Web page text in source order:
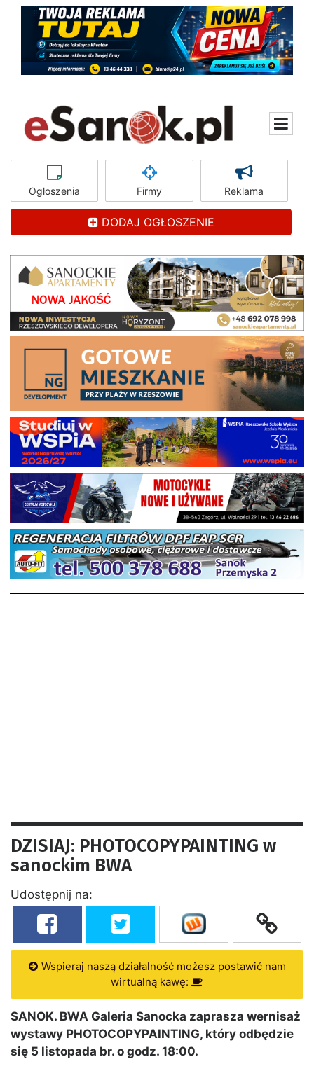
Ogłoszenia Firmy Reklama
DODAJ OGŁOSZENIE
DZISIAJ: PHOTOCOPYPAINTING w
sanockim BWA
Udostępnij na:
Wspieraj naszą działalność możesz postawić nam
wirtualną kawę:
SANOK. BWA Galeria Sanocka zaprasza wernisaż
wystawy PHOTOCOPYPAINTING, który odbędzie
się 5 listopada br. o godz. 18:00.